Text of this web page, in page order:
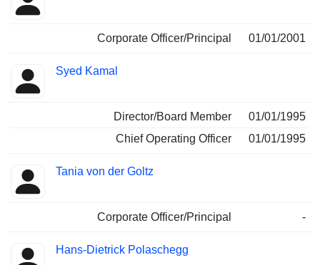
Corporate Officer/Principal 01/01/2001
Syed Kamal
Director/Board Member
01/01/1995
Chief Operating Officer
01/01/1995
Tania von der Goltz
Corporate Officer/Principal -
Hans-Dietrick Polaschegg